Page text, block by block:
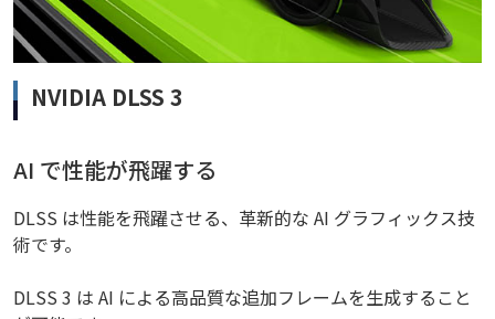
NVIDIA DLSS 3
AI で性能が飛躍する
DLSS は性能を飛躍させる、革新的な AI グラフィックス技
術です。
DLSS 3 は AI による高品質な追加フレームを生成すること